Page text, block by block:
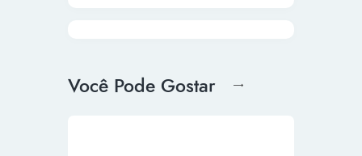
Você Pode Gostar